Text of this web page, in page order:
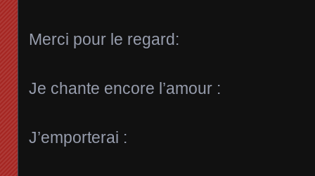
Merci pour le regard:
Je chante encore l’amour :
J’emporterai :